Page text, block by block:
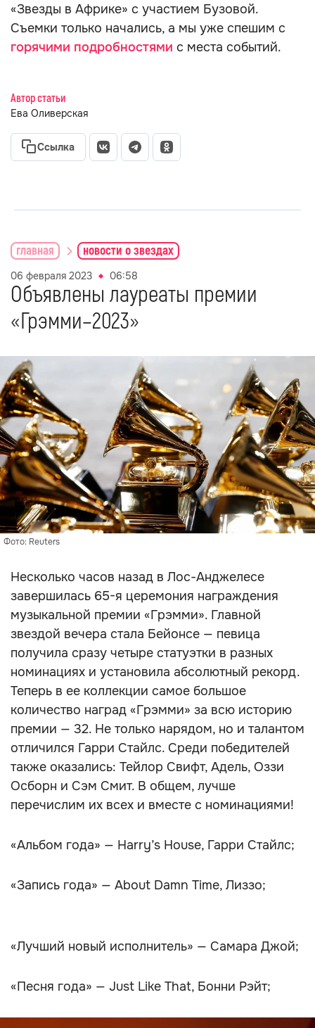
«Звезды в Африке» с участием Бузовой.
Съемки только начались, а мы уже спешим с
горячими подробностями с места событий.
Автор статьи
Ева Оливерская
Ссылка
главная новости о звездах
06 февраля 2023 06:58
Объявлены лауреаты премии
«Грэмми–2023»
Фото: Reuters
Несколько часов назад в Лос-Анджелесе
завершилась 65-я церемония награждения
музыкальной премии «Грэмми». Главной
звездой вечера стала Бейонсе — певица
получила сразу четыре статуэтки в разных
номинациях и установила абсолютный рекорд.
Теперь в ее коллекции самое большое
количество наград «Грэмми» за всю историю
премии — 32. Не только нарядом, но и талантом
отличился Гарри Стайлс. Среди победителей
также оказались: Тейлор Свифт, Адель, Оззи
Осборн и Сэм Смит. В общем, лучше
перечислим их всех и вместе с номинациями!
«Альбом года» — Harry’s House, Гарри Стайлс;
«Запись года» — About Damn Time, Лиззо;
«Лучший новый исполнитель» — Самара Джой;
«Песня года» — Just Like That, Бонни Рэйт;